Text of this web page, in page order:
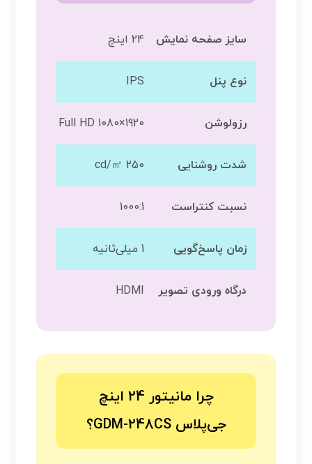
سایز صفحه نمایش 24 اینچ
نوع پنل IPS
رزولوشن 1920×1080 Full HD
شدت روشنایی 250 cd/㎡
نسبت کنتراست 1000:1
زمان پاسخ‌گویی 1 میلی‌ثانیه
درگاه ورودی تصویر HDMI
چرا مانیتور 24 اینچ
جی‌پلاس GDM-248CS؟